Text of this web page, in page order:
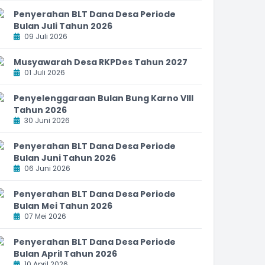
Penyerahan BLT Dana Desa Periode
Bulan Juli Tahun 2026
09 Juli 2026
Musyawarah Desa RKPDes Tahun 2027
01 Juli 2026
Penyelenggaraan Bulan Bung Karno VIII
Tahun 2026
30 Juni 2026
Penyerahan BLT Dana Desa Periode
Bulan Juni Tahun 2026
06 Juni 2026
Penyerahan BLT Dana Desa Periode
Bulan Mei Tahun 2026
07 Mei 2026
Penyerahan BLT Dana Desa Periode
Bulan April Tahun 2026